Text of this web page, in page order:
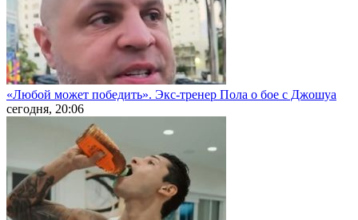
«Любой может победить». Экс-тренер Пола о бое с Джошуа
сегодня, 20:06